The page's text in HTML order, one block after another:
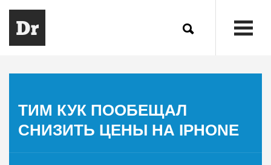
ТИМ КУК ПООБЕЩАЛ
СНИЗИТЬ ЦЕНЫ НА IPHONE